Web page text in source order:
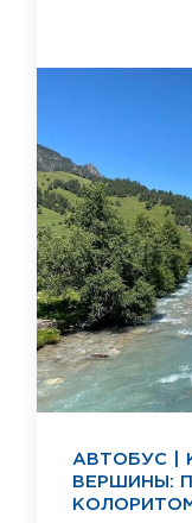
АВТОБУС |
ВЕРШИНЫ: